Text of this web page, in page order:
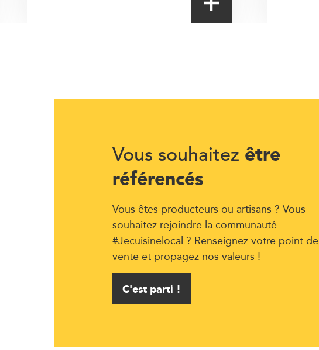
Vous souhaitez être
référencés
Vous êtes producteurs ou artisans ? Vous
souhaitez rejoindre la communauté
#Jecuisinelocal ? Renseignez votre point de
vente et propagez nos valeurs !
C'est parti !